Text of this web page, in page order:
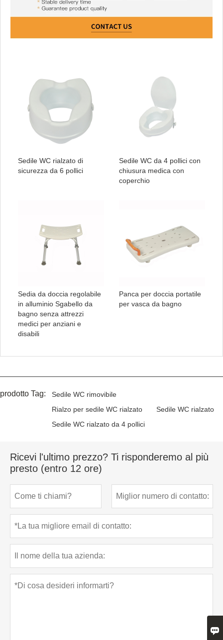
Sedile WC rialzato di
sicurezza da 6 pollici
Sedile WC da 4 pollici con
chiusura medica con
coperchio
Sedia da doccia regolabile
in alluminio Sgabello da
bagno senza attrezzi
medici per anziani e
disabili
Panca per doccia portatile
per vasca da bagno
prodotto Tag:
Sedile WC rimovibile
Rialzo per sedile WC rialzato
Sedile WC rialzato
Sedile WC rialzato da 4 pollici
Ricevi l'ultimo prezzo? Ti risponderemo al più
presto (entro 12 ore)
